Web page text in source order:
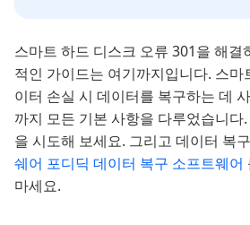
스마트 하드 디스크 오류 301을 해결
적인 가이드는 여기까지입니다. 스마
이터 손실 시 데이터를 복구하는 데
까지 모든 기본 사항을 다루었습니다
을 시도해 보세요. 그리고 데이터 복
쉐어 포디딕 데이터 복구 소프트웨어
마세요.